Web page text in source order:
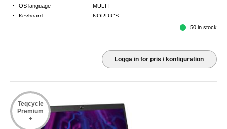
· OS language MULTI
· Keyboard NORDICS
50 in stock
Logga in för pris / konfiguration
Teqcycle
Premium
+